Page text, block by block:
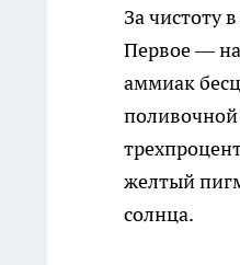
За чистоту
Первое —
аммиак
поливочной
желтый
солнца.